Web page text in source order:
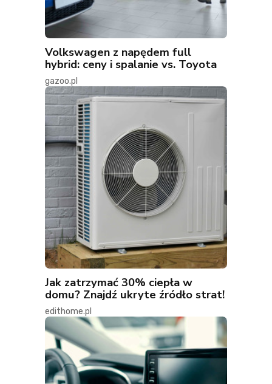
Volkswagen z napędem full
hybrid: ceny i spalanie vs. Toyota
gazoo.pl
Jak zatrzymać 30% ciepła w
domu? Znajdź ukryte źródło strat!
edithome.pl